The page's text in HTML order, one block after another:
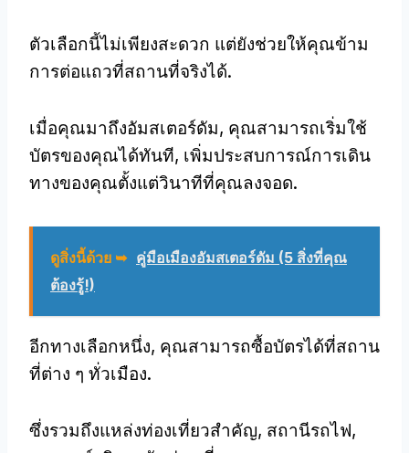
ตัวเลือกนี้ไม่เพียงสะดวก แต่ยังช่วยให้คุณข้าม
การต่อแถวที่สถานที่จริงได้.
เมื่อคุณมาถึงอัมสเตอร์ดัม, คุณสามารถเริ่มใช้
บัตรของคุณได้ทันที, เพิ่มประสบการณ์การเดิน
ทางของคุณตั้งแต่วินาทีที่คุณลงจอด.
ดูสิ่งนี้ด้วย ➥ คู่มือเมืองอัมสเตอร์ดัม (5 สิ่งที่คุณ
ต้องรู้!)
อีกทางเลือกหนึ่ง, คุณสามารถซื้อบัตรได้ที่สถาน
ที่ต่าง ๆ ทั่วเมือง.
ซึ่งรวมถึงแหล่งท่องเที่ยวสำคัญ, สถานีรถไฟ,